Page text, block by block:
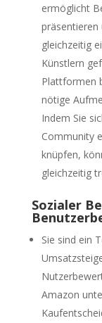
ermöglicht
präsentieren
gleichzeitig
Künstlern
Plattformen
nötige
Indem Sie
Community
knüpfen,
gleichzeitig
Sozialer
Sie sind ein
Amazon